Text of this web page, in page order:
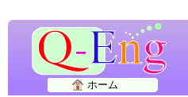
ホーム